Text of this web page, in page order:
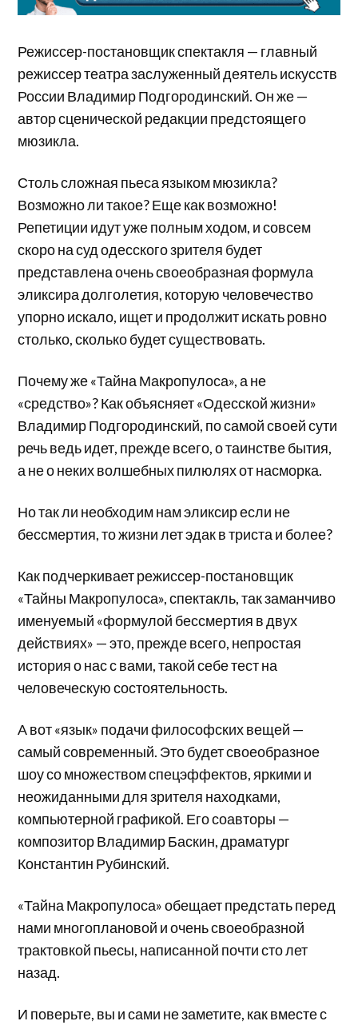
Режиссер-постановщик спектакля — главный
режиссер театра заслуженный деятель искусств
России Владимир Подгородинский. Он же —
автор сценической редакции предстоящего
мюзикла.
Столь сложная пьеса языком мюзикла?
Возможно ли такое? Еще как возможно!
Репетиции идут уже полным ходом, и совсем
скоро на суд одесского зрителя будет
представлена очень своеобразная формула
эликсира долголетия, которую человечество
упорно искало, ищет и продолжит искать ровно
столько, сколько будет существовать.
Почему же «Тайна Макропулоса», а не
«средство»? Как объясняет «Одесской жизни»
Владимир Подгородинский, по самой своей сути
речь ведь идет, прежде всего, о таинстве бытия,
а не о неких волшебных пилюлях от насморка.
Но так ли необходим нам эликсир если не
бессмертия, то жизни лет эдак в триста и более?
Как подчеркивает режиссер-постановщик
«Тайны Макропулоса», спектакль, так заманчиво
именуемый «формулой бессмертия в двух
действиях» — это, прежде всего, непростая
история о нас с вами, такой себе тест на
человеческую состоятельность.
А вот «язык» подачи философских вещей —
самый современный. Это будет своеобразное
шоу со множеством спецэффектов, яркими и
неожиданными для зрителя находками,
компьютерной графикой. Его соавторы —
композитор Владимир Баскин, драматург
Константин Рубинский.
«Тайна Макропулоса» обещает предстать перед
нами многоплановой и очень своеобразной
трактовкой пьесы, написанной почти сто лет
назад.
И поверьте, вы и сами не заметите, как вместе с